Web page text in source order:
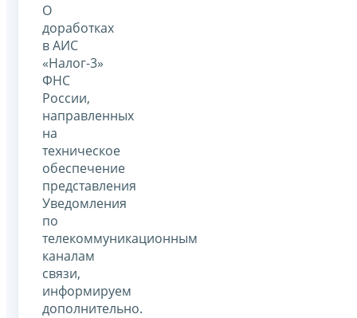
О
доработках
в АИС
«Налог-3»
ФНС
России,
направленных
на
техническое
обеспечение
представления
Уведомления
по
телекоммуникационным
каналам
связи,
информируем
дополнительно.